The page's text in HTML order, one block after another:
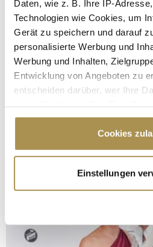
Daten, wie z. B. Ihre IP-
Technologien wie Cookies, um
Gerät zu speichern und darauf
personalisierte Werbung und
Werbung und Inhalten,
Entwicklung von Angeboten zu
entscheiden darüber, wer Ihre
Cookie-Erklärung oder durch
Trigger Symbol ändern oder
Informationen über Ihre
erfassen, welche bis auf
bestimmten Merkmalen
Cookies
Einstellungen